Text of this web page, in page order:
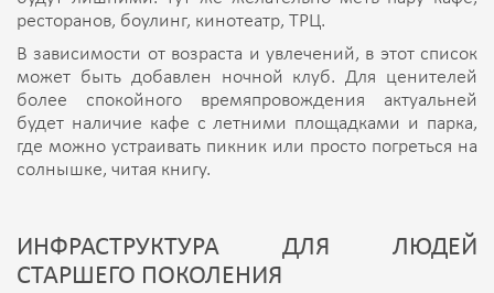
ресторанов, боулинг, кинотеатр, ТРЦ.
В зависимости от возраста и увлечений, в этот список
может быть добавлен ночной клуб. Для ценителей
более спокойного времяпровождения актуальней
будет наличие кафе с летними площадками и парка,
где можно устраивать пикник или просто погреться на
солнышке, читая книгу.
ИНФРАСТРУКТУРА ДЛЯ ЛЮДЕЙ
СТАРШЕГО ПОКОЛЕНИЯ